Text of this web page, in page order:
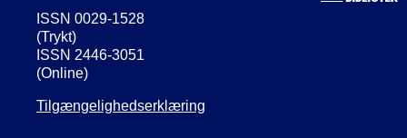
ISSN 0029-1528
(Trykt)
ISSN 2446-3051
(Online)
Tilgængelighedserklæring